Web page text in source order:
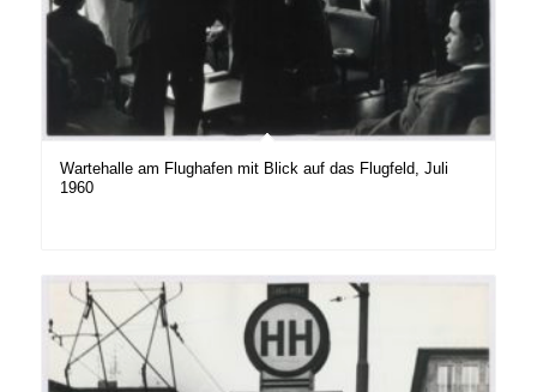
Wartehalle am Flughafen mit Blick auf das Flugfeld, Juli
1960